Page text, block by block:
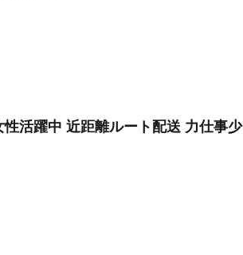
活躍中 近距離ルート配送 力仕事少